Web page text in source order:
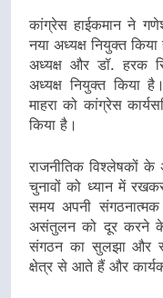
कांग्रेस हाईकमान ने
नया अध्यक्ष नियुक्त
अध्यक्ष और डॉ. हरक
अध्यक्ष नियुक्त किया
माहरा को कांग्रेस
किया है।
राजनीतिक विश्लेषकों
चुनावों को ध्यान में
समय अपनी
असंतुलन को दूर करने के
संगठन का सुलझा और
क्षेत्र से आते हैं और